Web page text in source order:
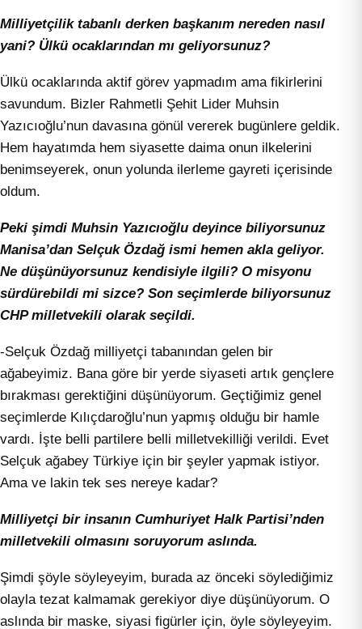
Milliyetçilik tabanlı derken başkanım nereden nasıl
yani? Ülkü ocaklarından mı geliyorsunuz?
Ülkü ocaklarında aktif görev yapmadım ama fikirlerini
savundum. Bizler Rahmetli Şehit Lider Muhsin
Yazıcıoğlu’nun davasına gönül vererek bugünlere geldik.
Hem hayatımda hem siyasette daima onun ilkelerini
benimseyerek, onun yolunda ilerleme gayreti içerisinde
oldum.
Peki şimdi Muhsin Yazıcıoğlu deyince biliyorsunuz
Manisa’dan Selçuk Özdağ ismi hemen akla geliyor.
Ne düşünüyorsunuz kendisiyle ilgili? O misyonu
sürdürebildi mi sizce? Son seçimlerde biliyorsunuz
CHP milletvekili olarak seçildi.
-Selçuk Özdağ milliyetçi tabanından gelen bir
ağabeyimiz. Bana göre bir yerde siyaseti artık gençlere
bırakması gerektiğini düşünüyorum. Geçtiğimiz genel
seçimlerde Kılıçdaroğlu’nun yapmış olduğu bir hamle
vardı. İşte belli partilere belli milletvekilliği verildi. Evet
Selçuk ağabey Türkiye için bir şeyler yapmak istiyor.
Ama ve lakin tek ses nereye kadar?
Milliyetçi bir insanın Cumhuriyet Halk Partisi’nden
milletvekili olmasını soruyorum aslında.
Şimdi şöyle söyleyeyim, burada az önceki söylediğimiz
olayla tezat kalmamak gerekiyor diye düşünüyorum. O
aslında bir maske, siyasi figürler için, öyle söyleyeyim.